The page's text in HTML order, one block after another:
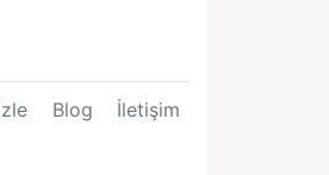
Blog İletişim